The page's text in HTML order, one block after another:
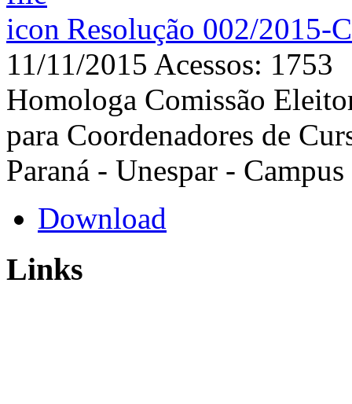
Resolução 002/2015-
11/11/2015 Acessos: 1753
Homologa Comissão
para Coordenadores de
Paraná - Unespar -
Download
Links